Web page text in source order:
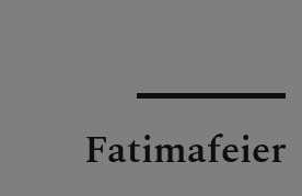
Fatimafeier